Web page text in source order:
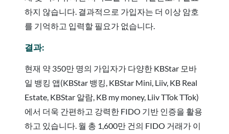
하지 않습니다. 결과적으로 가입자는 더 이상 암호
를 기억하고 입력할 필요가 없습니다.
결과:
현재 약 350만 명의 가입자가 다양한 KBStar 모바
일 뱅킹 앱(KBStar 뱅킹, KBStar Mini, Liiv, KB Real
Estate, KBStar 알람, KB my money, Liiv TTok TTok)
에서 더욱 간편하고 강력한 FIDO 기반 인증을 활용
하고 있습니다. 월 총 1,600만 건의 FIDO 거래가 이